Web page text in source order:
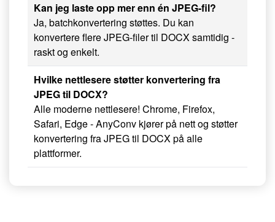
Kan jeg laste opp mer enn én JPEG-fil?
Ja, batchkonvertering støttes. Du kan
konvertere flere JPEG-filer til DOCX samtidig -
raskt og enkelt.
Hvilke nettlesere støtter konvertering fra
JPEG til DOCX?
Alle moderne nettlesere! Chrome, Firefox,
Safari, Edge - AnyConv kjører på nett og støtter
konvertering fra JPEG til DOCX på alle
plattformer.